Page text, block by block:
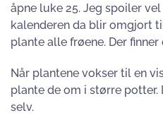
åpne luke 25. Jeg spoiler
kalenderen da blir omgjort
plante alle frøene. Der
Når plantene vokser til en
plante de om i større
selv.